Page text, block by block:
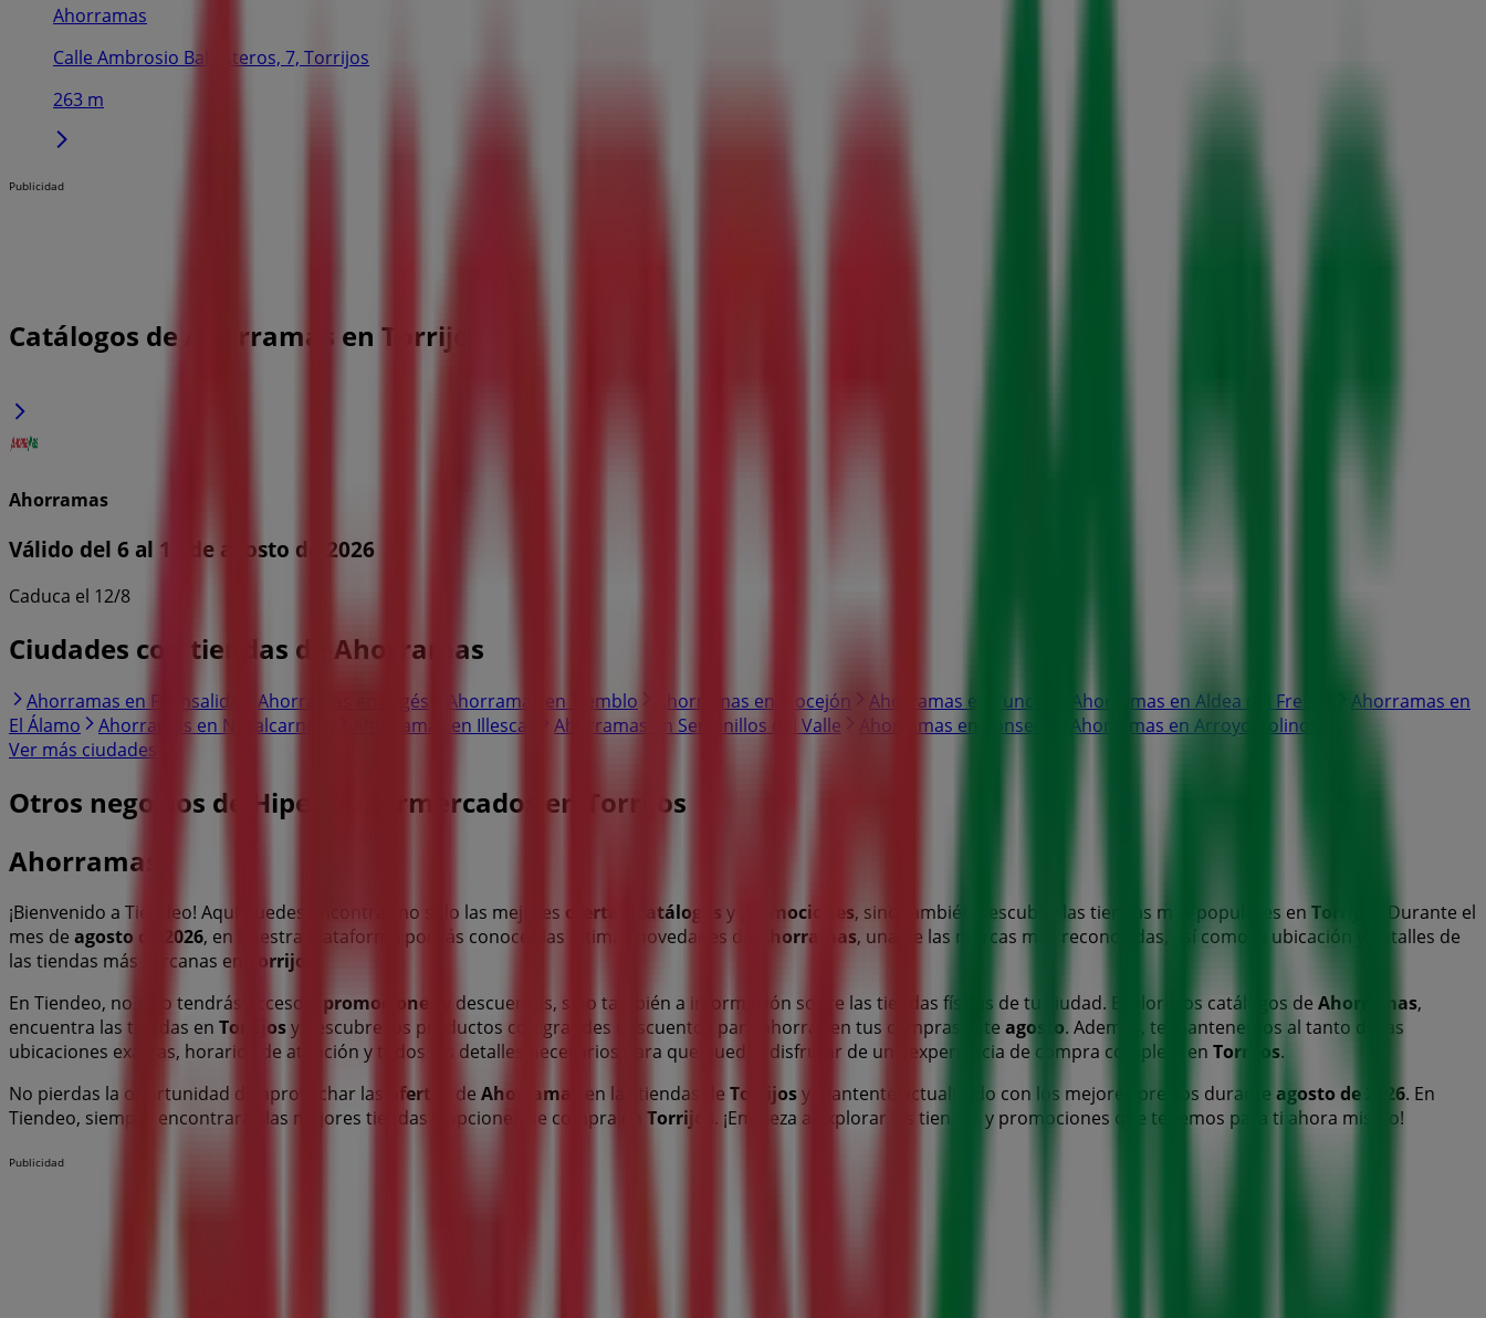
Ahorramas
Calle Ambrosio Ballesteros, 7, Torrijos
263 m
Publicidad
Catálogos de Ahorramas en Torrijos
Ahorramas
Válido del 6 al 12 de agosto de 2026
Caduca el 12/8
Ciudades con tiendas de Ahorramas
Ahorramas en Fuensalida Ahorramas en Argés Ahorramas en Tiemblo Ahorramas en Mocejón Ahorramas en Yuncos Ahorramas en Aldea del Fresno
Ahorramas en
El Álamo
Ahorramas en Navalcarnero Ahorramas en Illescas Ahorramas en Serranillos del Valle Ahorramas en Sonseca
Ahorramas en Arroyomolinos
Ver más ciudades
Otros negocios de Hiper-Supermercados en Torrijos
Ahorramas
¡Bienvenido a Tiendeo! Aquí puedes encontrar no solo las mejores ofertas catálogos y promociones, sino también descubrir las tiendas más populares en Torrijos
. Durante el
mes de agosto de 2026, en nuestra plataforma podrás conocer las últimas novedades de Ahorramas, una de las marcas más reconocidas, así como la ubicación y detalles de
las tiendas más cercanas en
Torrijos
En Tiendeo, no solo tendrás acceso a promociones y descuentos, sino también a información sobre las tiendas físicas de tu ciudad. Explora los catálogos de Ahorramas,
encuentra las tiendas en Torrijosy descubre los productos con grandes descuentos para ahorrar en tus compras este agosto. Además, te mantenemos al tanto de las
ubicaciones exactas, horarios de atención y todos los detalles necesarios para que puedas disfrutar de una experiencia de compra completa en Torrijos.
No pierdas la oportunidad de aprovechar las
ofertas de Ahorramas en las tiendas de Torrijosy mantente actualizado con los mejores precios durante agosto de 2026. En
Tiendeo, siempre encontrarás las mejores tiendas y opciones de compra en Torrijos . ¡Empieza a explorar las tiendas y promociones que tenemos para ti ahora mismo!
Publicidad